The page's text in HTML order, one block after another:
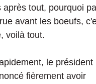
après tout, pourquoi
avant les boeufs,
voilà tout.
le président
fièrement avoir